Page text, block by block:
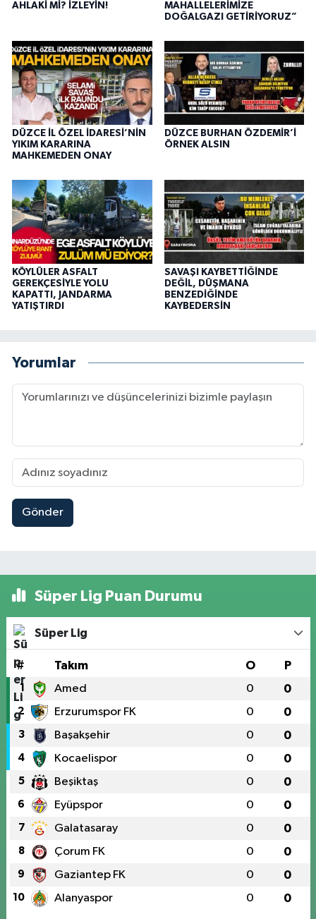
AHLAKİ Mİ? İZLEYİN!
MAHALLELERİMİZE
DOĞALGAZI GETİRİYORUZ”
DÜZCE İL ÖZEL İDARESİ’NİN
YIKIM KARARINA
MAHKEMEDEN ONAY
DÜZCE BURHAN ÖZDEMİR’İ
ÖRNEK ALSIN
KÖYLÜLER ASFALT
GEREKÇESİYLE YOLU
KAPATTI, JANDARMA
YATIŞTIRDI
SAVAŞI KAYBETTİĞİNDE
DEĞİL, DÜŞMANA
BENZEDİĞİNDE
KAYBEDERSİN
Yorumlar
Gönder
Süper Lig Puan Durumu
Süper Lig
# Takım O P
1 Amed 0 0
2 Erzurumspor FK 0 0
3 Başakşehir 0 0
4 Kocaelispor 0 0
5 Beşiktaş 0 0
6 Eyüpspor 0 0
7 Galatasaray 0 0
8 Çorum FK 0 0
9 Gaziantep FK 0 0
10 Alanyaspor 0 0